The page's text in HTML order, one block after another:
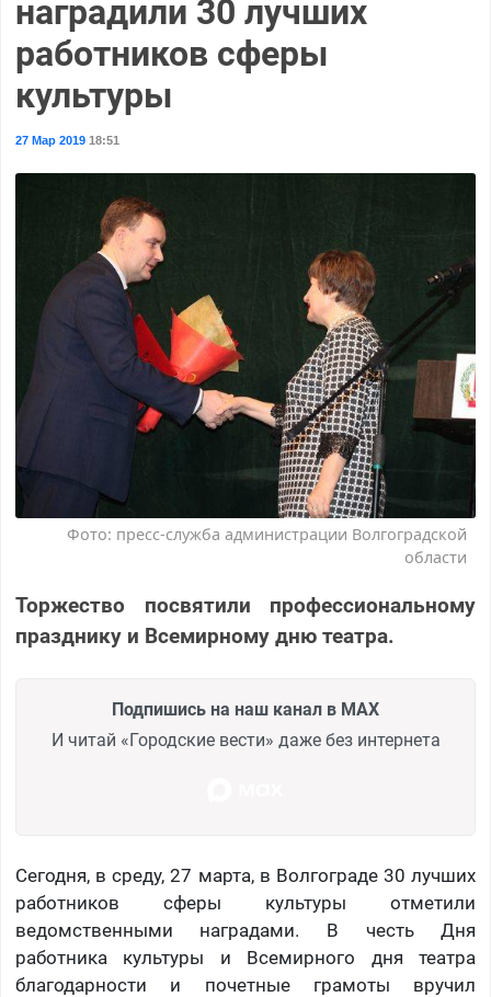
наградили 30 лучших
работников сферы
культуры
27 Мар 201918:51
Фото: пресс-служба администрации Волгоградской
области
Торжество посвятили профессиональному
празднику и Всемирному дню театра.
Подпишись на наш канал в MAX
И читай «Городские вести» даже без интернета
Сегодня, в среду, 27 марта, в Волгограде 30 лучших
работников сферы культуры отметили
ведомственными наградами. В честь Дня
работника культуры и Всемирного дня театра
благодарности и почетные грамоты вручил